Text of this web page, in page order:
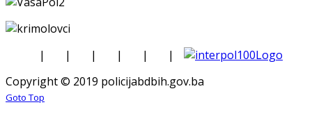
| | | | |
|
Copyright © 2019 policijabdbih.gov.ba
Goto Top